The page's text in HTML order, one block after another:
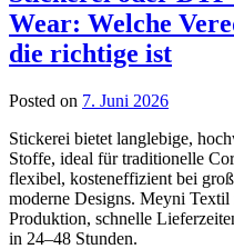
Wear: Welche
die richtige ist
Posted on 7. Juni 2026
Stickerei bietet langlebige,
Stoffe, ideal für traditionelle
flexibel, kosteneffizient bei
moderne Designs. Meyni
Produktion, schnelle
in 24–48 Stunden.